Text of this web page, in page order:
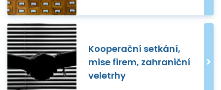
Kooperační setkání,
mise firem, zahraniční
veletrhy